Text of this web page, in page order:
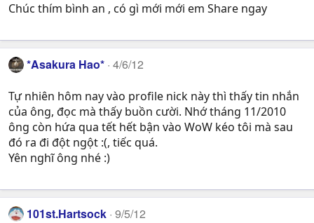
Chúc thím bình an , có gì mới mới em Share ngay
*Asakura Hao* 4/6/12
Tự nhiên hôm nay vào profile nick này thì thấy tin nhắn
của ông, đọc mà thấy buồn cười. Nhớ tháng 11/2010
ông còn hứa qua tết hết bận vào WoW kéo tôi mà sau
đó ra đi đột ngột :(, tiếc quá.
Yên nghĩ ông nhé :)
101st.Hartsock 9/5/12